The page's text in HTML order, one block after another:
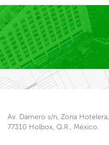
Av. Damero s/n, Zona Hotelera,
77310 Holbox, Q.R., México.